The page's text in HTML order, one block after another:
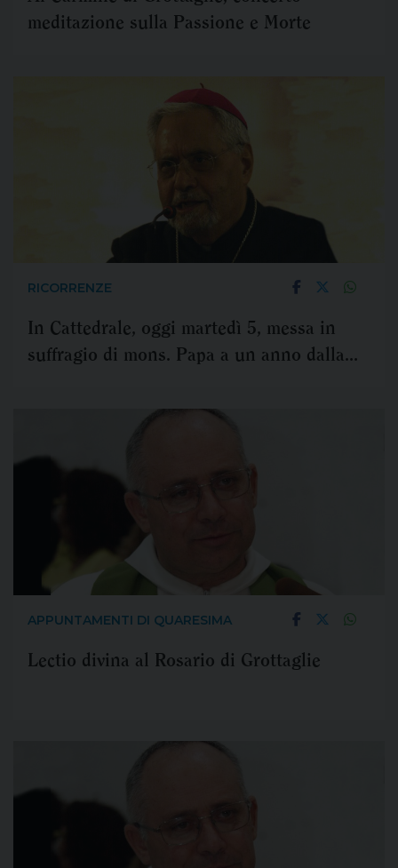
meditazione sulla Passione e Morte
RICORRENZE
In Cattedrale, oggi martedì 5, messa in
suffragio di mons. Papa a un anno dalla
APPUNTAMENTI DI QUARESIMA
Lectio divina al Rosario di Grottaglie